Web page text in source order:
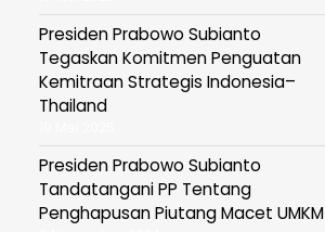
Presiden Prabowo Subianto
Tegaskan Komitmen Penguatan
Kemitraan Strategis Indonesia–
Thailand
Presiden Prabowo Subianto
Tandatangani PP Tentang
Penghapusan Piutang Macet UMKM